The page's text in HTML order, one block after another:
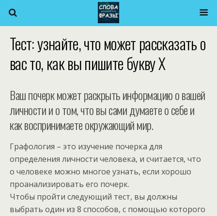
Тест: узнайте, что может рассказать о
вас то, как вы пишите букву Х
Ваш почерк может раскрыть информацию о вашей
личности и о том, что вы сами думаете о себе и
как воспринимаете окружающий мир.
Графология – это изучение почерка для
определения личности человека, и считается, что
о человеке можно многое узнать, если хорошо
проанализировать его почерк.
Чтобы пройти следующий тест, вы должны
выбрать один из 8 способов, с помощью которого